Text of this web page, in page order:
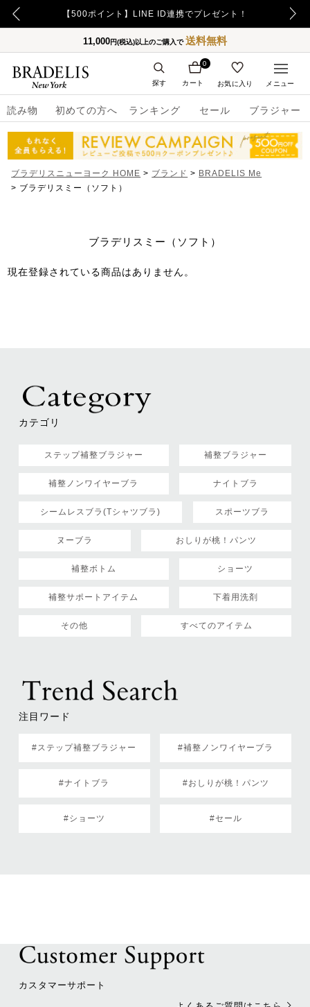
【500ポイント】LINE ID連携でプレゼント！
11,000円(税込)以上のご購入で送料無料
読み物 初めての方へ ランキング セール ブラジャー
カート
0
お気に入り
探す メニュー
ブラデリスニューヨーク HOME ブランド
BRADELIS Me
ブラデリスミー（ソフト）
ブラデリスミー（ソフト）
現在登録されている商品はありません。
カテゴリ
ステップ補整ブラジャー 補整ブラジャー
補整ノンワイヤーブラ ナイトブラ
シームレスブラ(Tシャツブラ) スポーツブラ
ヌーブラ おしりが桃！パンツ
補整ボトム ショーツ
補整サポートアイテム 下着用洗剤
その他 すべてのアイテム
注目ワード
#ステップ補整ブラジャー #補整ノンワイヤーブラ
#ナイトブラ #おしりが桃！パンツ
#ショーツ #セール
カスタマーサポート